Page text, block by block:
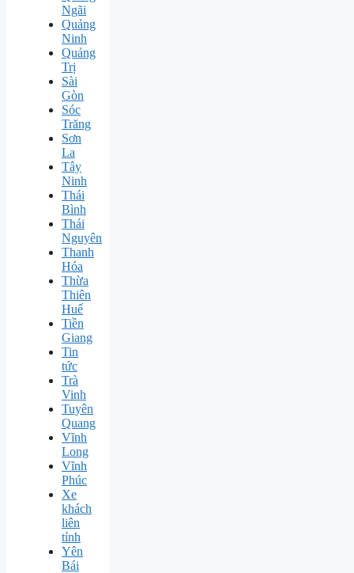
Ngãi
Quảng
Ninh
Quảng
Trị
Sài
Gòn
Sóc
Trăng
Sơn
La
Tây
Ninh
Thái
Bình
Thái
Nguyên
Thanh
Hóa
Thừa
Thiên
Huế
Tiền
Giang
Tin
tức
Trà
Vinh
Tuyên
Quang
Vĩnh
Long
Vĩnh
Phúc
Xe
khách
liên
tỉnh
Yên
Bái